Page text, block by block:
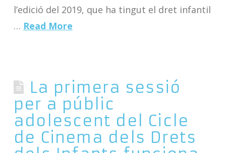
l’edició del 2019, que ha tingut el dret infantil
… Read More
La primera sessió
per a públic
adolescent del Cicle
de Cinema dels Drets